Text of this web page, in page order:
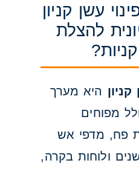
עשן קניון
להצלת
היא מערך
מפוחים
פח, מדפי אש
ולוחות בקרה,